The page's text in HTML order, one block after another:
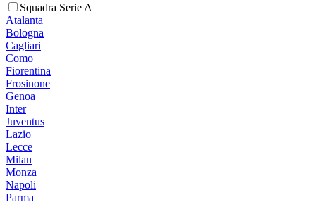
Squadra Serie A
Atalanta
Bologna
Cagliari
Como
Fiorentina
Frosinone
Genoa
Inter
Juventus
Lazio
Lecce
Milan
Monza
Napoli
Parma